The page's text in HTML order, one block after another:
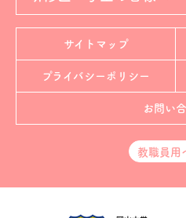
サイトマップ
プライバシーポリシー
お問い
教職員用